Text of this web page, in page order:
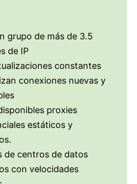
grupo de más de 3.5
de IP
constantes
conexiones nuevas y
proxies
estáticos y
de centros de datos
con velocidades